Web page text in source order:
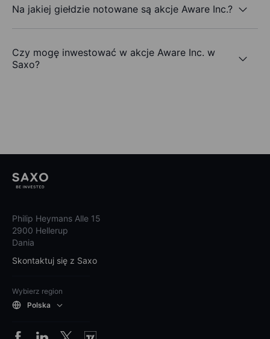
Na jakiej giełdzie notowane są akcje Aware Inc.?
Czy mogę inwestować w akcje Aware Inc. w
Saxo?
Philip Heymans Alle 15
2900 Hellerup
Dania
Skontaktuj się z Saxo
Wybierz region
Polska